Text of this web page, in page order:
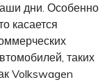
дни. Особенно
касается
таких
Volkswagen